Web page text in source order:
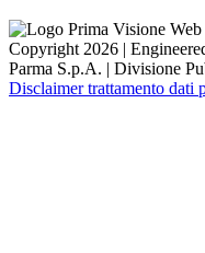
Copyright 2026 |
Parma S.p.A. | Divisione
Disclaimer trattamento dati